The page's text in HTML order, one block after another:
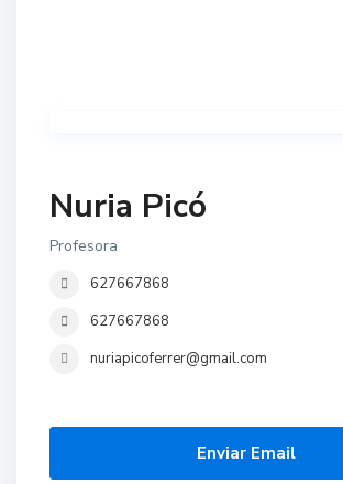
Nuria Picó
Profesora
627667868
627667868
nuriapicoferrer@gmail.com
Enviar Email